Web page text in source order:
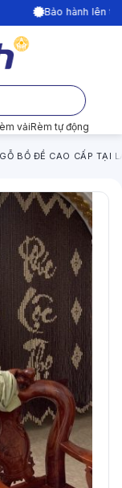
Bảo hành lên tới 24
vảiRèm tự động
BỒ ĐỀ CAO CẤP TẠI